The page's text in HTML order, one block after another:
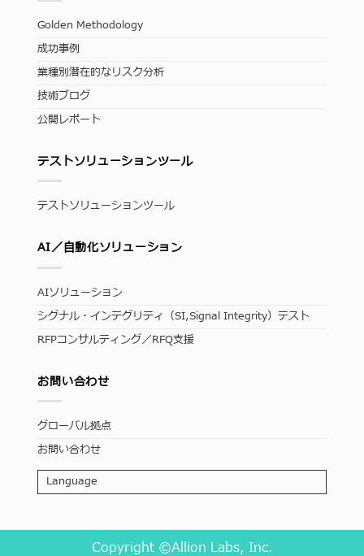
Golden Methodology
成功事例
業種別潜在的なリスク分析
技術ブログ
公開レポート
テストソリューションツール
テストソリューションツール
AI／自動化ソリューション
AIソリューション
シグナル・インテグリティ（SI,Signal Integrity）テスト
RFPコンサルティング／RFQ支援
お問い合わせ
グローバル拠点
お問い合わせ
Language
Copyright ©Allion Labs, Inc.